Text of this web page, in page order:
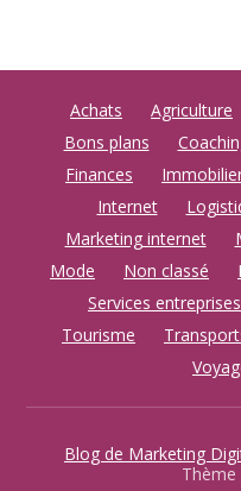
Achats Agriculture
Bons plans
Finances
Internet
Marketing internet
Mode
Non classé
Services entreprises
Tourisme
Blog de Marketing
Thème